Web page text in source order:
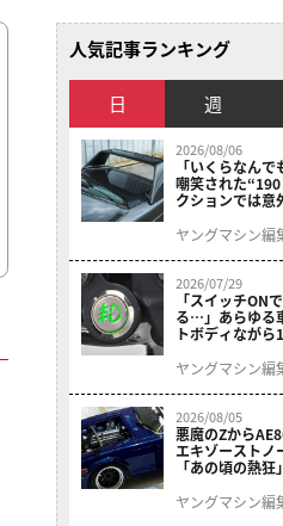
人気記事ランキング
日 週
2026/08/06
「いくらなん
嘲笑された
クションでは意
ヤングマシン編
2026/07/29
「スイッチON
る…」あらゆる
トボディなが
ニット プレシャ
ヤングマシン編
2026/08/05
悪魔のZから
エキゾーストノ
「あの頃の熱
結！
ヤングマシン編